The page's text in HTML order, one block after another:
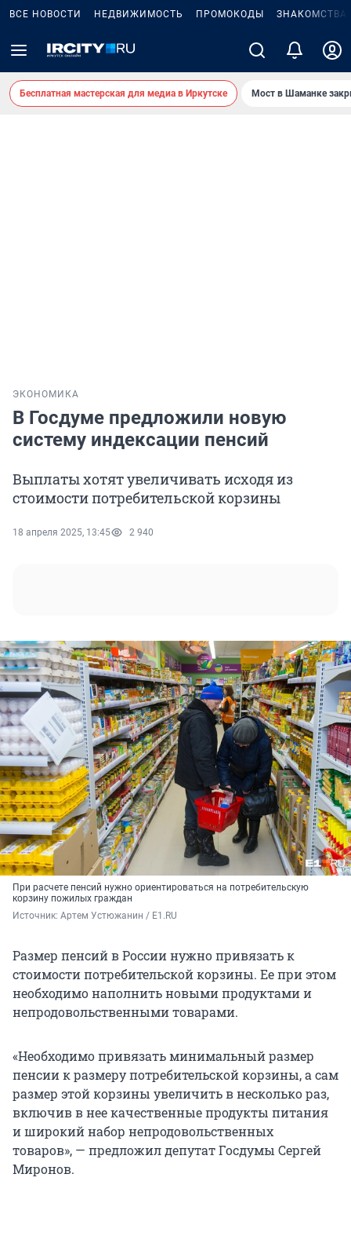
ВСЕ НОВОСТИ НЕДВИЖИМОСТЬ ПРОМОКОДЫ ЗНАКОМСТВА
Бесплатная мастерская для медиа в Иркутске Мост в Шаманке
ЭКОНОМИКА
В Госдуме предложили новую
систему индексации пенсий
Выплаты хотят увеличивать исходя из
стоимости потребительской корзины
18 апреля 2025, 13:45 2 940
При расчете пенсий нужно ориентироваться на потребительскую
корзину пожилых граждан
Источник: Артем Устюжанин / E1.RU
Размер пенсий в России нужно привязать к
стоимости потребительской корзины. Ее при этом
необходимо наполнить новыми продуктами и
непродовольственными товарами.
«Необходимо привязать минимальный размер
пенсии к размеру потребительской корзины, а сам
размер этой корзины увеличить в несколько раз,
включив в нее качественные продукты питания
и широкий набор непродовольственных
товаров», — предложил депутат Госдумы Сергей
Миронов.